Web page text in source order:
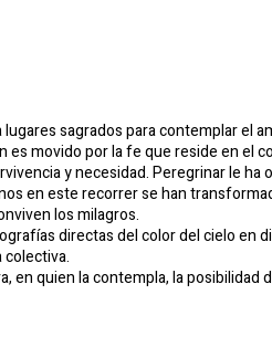
sagrados para contemplar el
movido por la fe que reside en el
y necesidad. Peregrinar le
en este recorrer se han
los milagros.
directas del color del cielo
colectiva.
en quien la contempla, la posibilidad